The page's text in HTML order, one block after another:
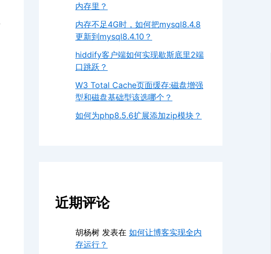
内存里？
内存不足4G时，如何把mysql8.4.8
更新到mysql8.4.10？
hiddify客户端如何实现歇斯底里2端
口跳跃？
W3 Total Cache页面缓存:磁盘增强
型和磁盘基础型该选哪个？
如何为php8.5.6扩展添加zip模块？
近期评论
胡杨树 发表在 如何让博客实现全内
存运行？